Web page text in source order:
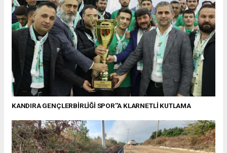
KANDIRA GENÇLERBİRLİĞİ SPOR''A KLARNETLİ KUTLAMA